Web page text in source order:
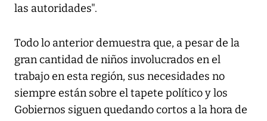
las autoridades".
Todo lo anterior demuestra que, a pesar de la
gran cantidad de niños involucrados en el
trabajo en esta región, sus necesidades no
siempre están sobre el tapete político y los
Gobiernos siguen quedando cortos a la hora de